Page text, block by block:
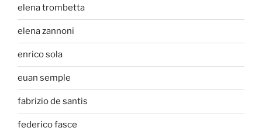
elena trombetta
elena zannoni
enrico sola
euan semple
fabrizio de santis
federico fasce